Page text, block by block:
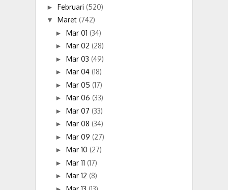
► Februari (520)
▼ Maret (742)
► Mar 01 (34)
► Mar 02 (28)
► Mar 03 (49)
► Mar 04 (18)
► Mar 05 (17)
► Mar 06 (33)
► Mar 07 (33)
► Mar 08 (34)
► Mar 09 (27)
► Mar 10 (27)
► Mar 11 (17)
► Mar 12 (8)